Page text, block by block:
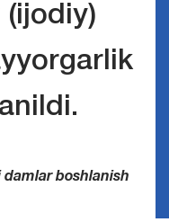
(ijodiy)
boshlanish